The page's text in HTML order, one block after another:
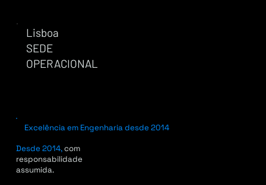
Lisboa
SEDE
OPERACIONAL
Excelência em Engenharia desde 2014
Desde 2014,com
responsabilidade
assumida.